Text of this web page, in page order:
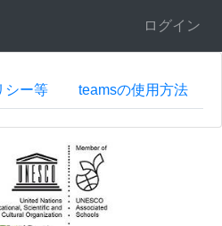
ログイン
シー等 teamsの使用方法